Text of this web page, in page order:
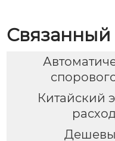
Связанный
Китайский